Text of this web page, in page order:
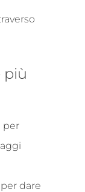
più
per
dare